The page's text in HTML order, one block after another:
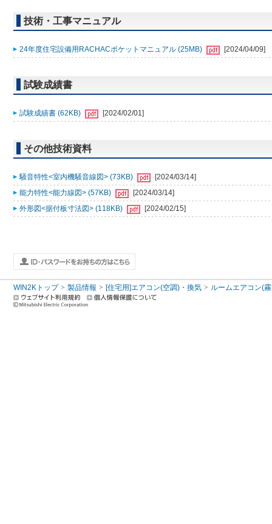
技術・工事マニュアル
24年度住宅設備用RACHACポケットマニュアル (25MB) [2024/04/09]
試験成績書
試験成績書 (62KB) [2024/02/01]
その他技術資料
騒音特性<室内機騒音線図> (73KB)
[2024/03/14]
能力特性<能力線図> (57KB)
[2024/03/14]
外形図<据付板寸法図> (118KB)
[2024/02/15]
WIN2Kトップ 製品情報 [住宅用]エアコン(空調)・換気 ルームエアコン(